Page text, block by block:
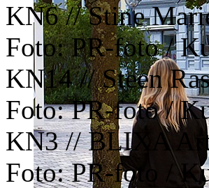
KN6 // Stine
Foto: PR-foto /
KN14 // Steen
Foto: PR-foto /
KN3 // BLIXA
Foto: PR-foto /